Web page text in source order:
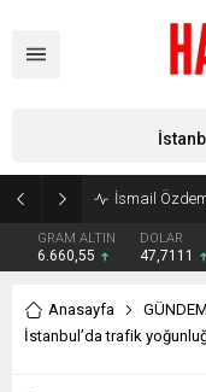
GRAM ALTIN
6.660,55
DOLAR
47,7111
Anasayfa GÜNDEM
İstanbul’da trafik